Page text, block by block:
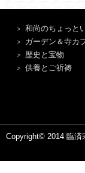
和尚のちょっと
ガーデン＆寺カ
歴史と宝物
供養とご祈祷
Copyright© 2014 臨済